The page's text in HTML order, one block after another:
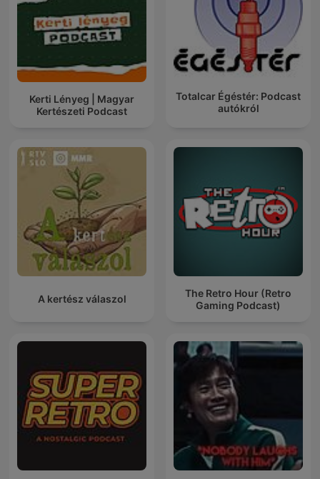
Kerti Lényeg | Magyar
Kertészeti Podcast
Totalcar Égéstér: Podcast
autókról
A kertész válaszol
The Retro Hour (Retro
Gaming Podcast)